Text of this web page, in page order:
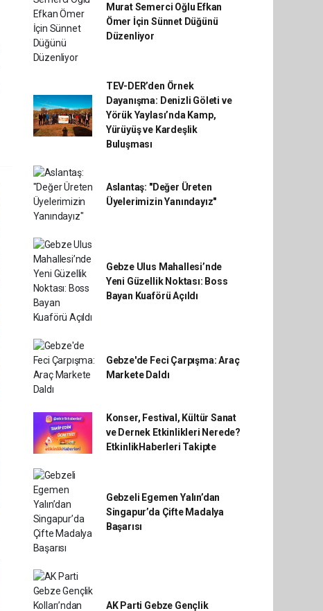
Murat Semerci Oğlu Efkan
Ömer İçin Sünnet Düğünü
Düzenliyor
TEV-DER’den Örnek
Dayanışma: Denizli Göleti ve
Yörük Yaylası’nda Kamp,
Yürüyüş ve Kardeşlik
Buluşması
Aslantaş: "Değer Üreten
Üyelerimizin Yanındayız"
Gebze Ulus Mahallesi’nde
Yeni Güzellik Noktası: Boss
Bayan Kuaförü Açıldı
Gebze'de Feci Çarpışma: Araç
Markete Daldı
Konser, Festival, Kültür Sanat
ve Dernek Etkinlikleri Nerede?
EtkinlikHaberleri Takipte
Gebzeli Egemen Yalın’dan
Singapur’da Çifte Madalya
Başarısı
AK Parti Gebze Gençlik